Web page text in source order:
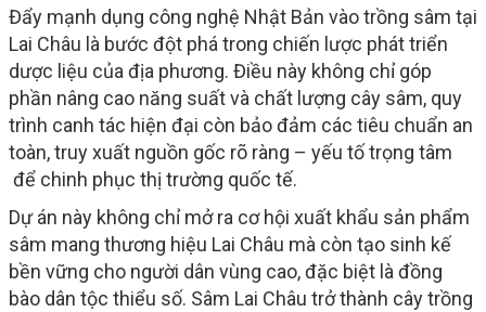
Đẩy mạnh dụng công nghệ Nhật Bản vào trồng sâm tại
Lai Châu là bước đột phá trong chiến lược phát triển
dược liệu của địa phương. Điều này không chỉ góp
phần nâng cao năng suất và chất lượng cây sâm, quy
trình canh tác hiện đại còn bảo đảm các tiêu chuẩn an
toàn, truy xuất nguồn gốc rõ ràng – yếu tố trọng tâm
để chinh phục thị trường quốc tế.
Dự án này không chỉ mở ra cơ hội xuất khẩu sản phẩm
sâm mang thương hiệu Lai Châu mà còn tạo sinh kế
bền vững cho người dân vùng cao, đặc biệt là đồng
bào dân tộc thiểu số. Sâm Lai Châu trở thành cây trồng